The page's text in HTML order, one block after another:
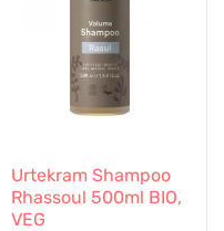
Urtekram Shampoo
Rhassoul 500ml BIO,
VEG